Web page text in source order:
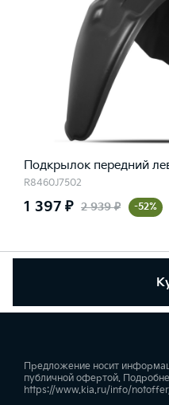
Подкрылок передний
R8460J7502
1 397 ₽ 2 939 ₽ -52%
Предложение носит
публичной офертой.
https://www.kia.ru/info/